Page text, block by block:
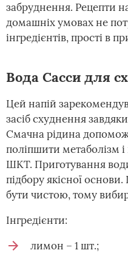
забруднення. Рецепти
домашніх умовах не
інгредієнтів, прості в
Вода Сасси для
Цей напій
засіб схуднення
Смачна рідина
поліпшити метаболізм і
ШКТ. Приготування
підбору якісної
бути чистою, тому
Інгредієнти:
лимон – 1 шт.;